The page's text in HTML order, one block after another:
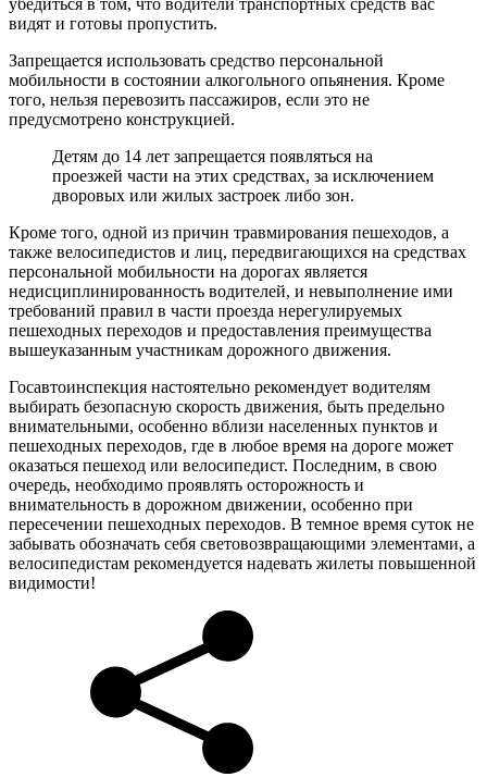
видят и готовы пропустить.
Запрещается использовать средство персональной
мобильности в состоянии алкогольного опьянения. Кроме
того, нельзя перевозить пассажиров, если это не
предусмотрено конструкцией.
Детям до 14 лет запрещается появляться на
проезжей части на этих средствах, за исключением
дворовых или жилых застроек либо зон.
Кроме того, одной из причин травмирования пешеходов, а
также велосипедистов и лиц, передвигающихся на средствах
персональной мобильности на дорогах является
недисциплинированность водителей, и невыполнение ими
требований правил в части проезда нерегулируемых
пешеходных переходов и предоставления преимущества
вышеуказанным участникам дорожного движения.
Госавтоинспекция настоятельно рекомендует водителям
выбирать безопасную скорость движения, быть предельно
внимательными, особенно вблизи населенных пунктов и
пешеходных переходов, где в любое время на дороге может
оказаться пешеход или велосипедист. Последним, в свою
очередь, необходимо проявлять осторожность и
внимательность в дорожном движении, особенно при
пересечении пешеходных переходов. В темное время суток не
забывать обозначать себя световозвращающими элементами, а
велосипедистам рекомендуется надевать жилеты повышенной
видимости!